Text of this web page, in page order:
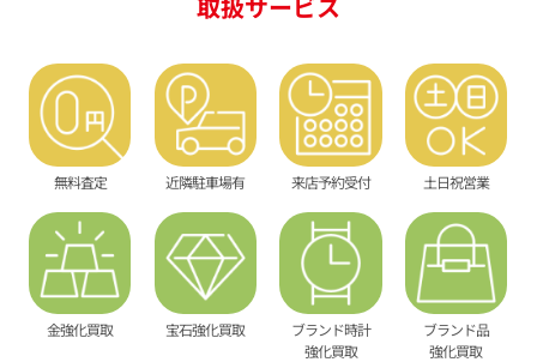
無料査定 近隣駐車場有 来店予約受付 土日祝営業
金強化買取 宝石強化買取
ブランド時計
強化買取
ブランド品
強化買取